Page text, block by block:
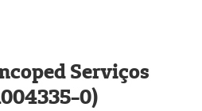
Serviços
0)